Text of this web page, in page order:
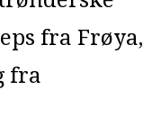
fra Frøya,
fra